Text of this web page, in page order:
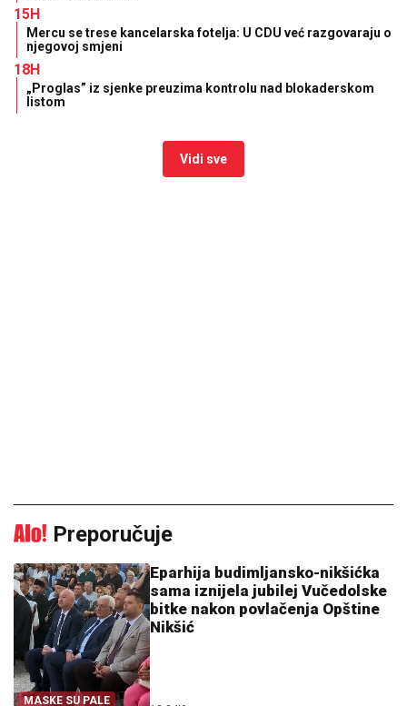
15H
Mercu se trese kancelarska fotelja: U CDU već razgovaraju o
njegovoj smjeni
18H
„Proglas” iz sjenke preuzima kontrolu nad blokaderskom
listom
Vidi sve
Preporučuje
MASKE SU PALE
Eparhija budimljansko-nikšićka
sama iznijela jubilej Vučedolske
bitke nakon povlačenja Opštine
Nikšić